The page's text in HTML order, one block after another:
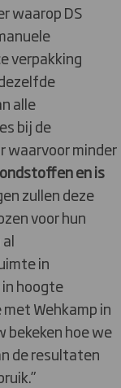
waarop DS
verpakking
alle
bij de
waarvoor minder
en is
zullen deze
voor hun
in
hoogte
Wehkamp in
bekeken hoe we
de resultaten